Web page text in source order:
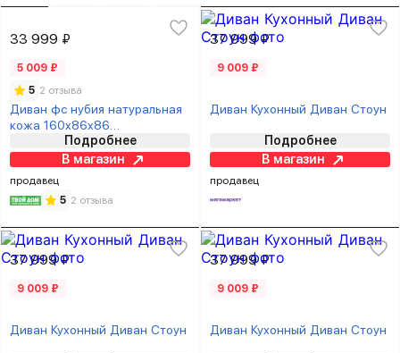
33 999 ₽
5 009 ₽
5 2 отзыва
Диван фc нубия натуральная
кожа 160x86x86
фисташковыйПодробнее
В магазин
продавец
5 2 отзыва
37 999 ₽
9 009 ₽
Диван Кухонный Диван Стоун
Подробнее
В магазин
продавец
37 999 ₽
9 009 ₽
Диван Кухонный Диван Стоун
37 999 ₽
9 009 ₽
Диван Кухонный Диван Стоун